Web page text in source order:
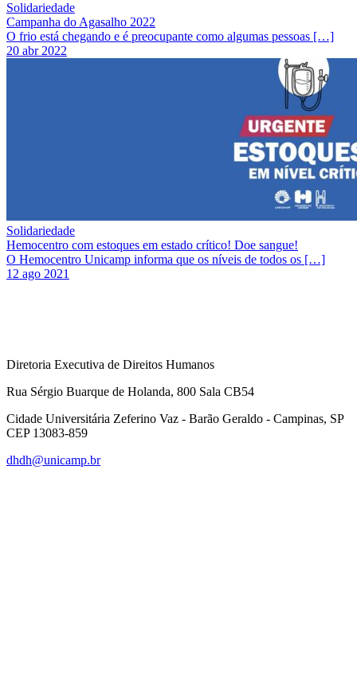
Solidariedade
Campanha do Agasalho 2022
O frio está chegando e é preocupante como algumas pessoas […]
20 abr 2022
Solidariedade
Hemocentro com estoques em estado crítico! Doe sangue!
O Hemocentro Unicamp informa que os níveis de todos os […]
12 ago 2021
Diretoria Executiva de Direitos Humanos
Rua Sérgio Buarque de Holanda, 800 Sala CB54
Cidade Universitária Zeferino Vaz - Barão Geraldo - Campinas, SP
CEP 13083-859
dhdh@unicamp.br